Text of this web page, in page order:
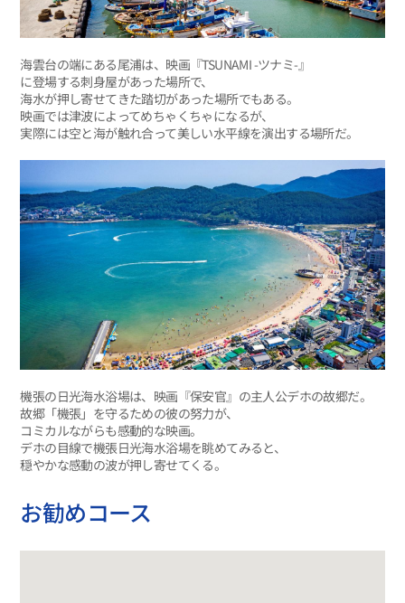
海雲台の端にある尾浦は、映画『TSUNAMI -ツナミ-』
に登場する刺身屋があった場所で、
海水が押し寄せてきた踏切があった場所でもある。
映画では津波によってめちゃくちゃになるが、
実際には空と海が触れ合って美しい水平線を演出する場所だ。
機張の日光海水浴場は、映画『保安官』の主人公デホの故郷だ。
故郷「機張」を守るための彼の努力が、
コミカルながらも感動的な映画。
デホの目線で機張日光海水浴場を眺めてみると、
穏やかな感動の波が押し寄せてくる。
お勧めコース